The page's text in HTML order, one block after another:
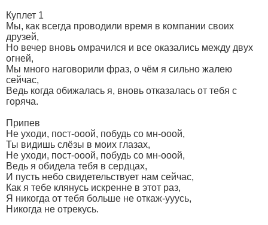
Куплет 1
Мы, как всегда проводили время в компании своих
друзей,
Но вечер вновь омрачился и все оказались между двух
огней,
Мы много наговорили фраз, о чём я сильно жалею
сейчас,
Ведь когда обижалась я, вновь отказалась от тебя с
горяча.
Припев
Не уходи, пост-ооой, побудь со мн-ооой,
Ты видишь слёзы в моих глазах,
Не уходи, пост-ооой, побудь со мн-ооой,
Ведь я обидела тебя в сердцах,
И пусть небо свидетельствует нам сейчас,
Как я тебе клянусь искренне в этот раз,
Я никогда от тебя больше не откаж-ууусь,
Никогда не отрекусь.